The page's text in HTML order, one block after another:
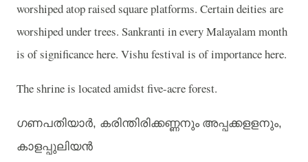
worshiped atop raised square platforms. Certain deities are
worshiped under trees. Sankranti in every Malayalam month
is of significance here. Vishu festival is of importance here.
The shrine is located amidst five-acre forest.
ഗണപതിയാർ, കരിന്തിരിക്കണ്ണനും അപ്പക്കളളനും,
കാളപ്പുലിയൻ